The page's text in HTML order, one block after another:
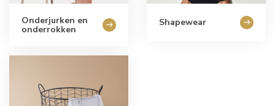
Onderjurken en
onderrokken
Shapewear